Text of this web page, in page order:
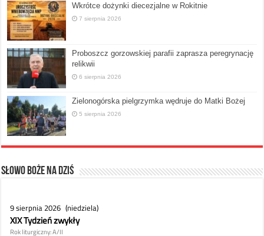
Wkrótce dożynki diecezjalne w Rokitnie
7 sierpnia 2026
Proboszcz gorzowskiej parafii zaprasza peregrynację
relikwii
6 sierpnia 2026
Zielonogórska pielgrzymka wędruje do Matki Bożej
5 sierpnia 2026
Słowo Boże na dziś